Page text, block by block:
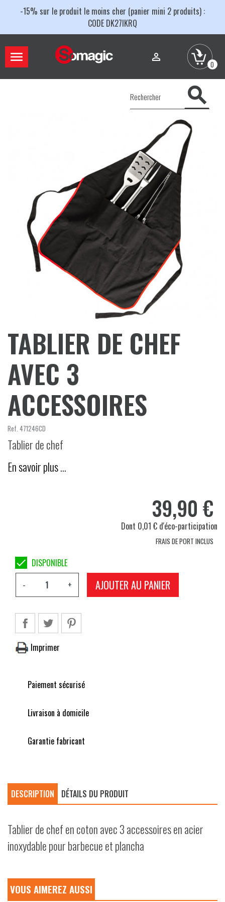
-15% sur le produit le moins cher (panier mini 2 produits) :
CODE DK27IKRQ
 
0

TABLIER DE CHEF
AVEC 3
ACCESSOIRES
Ref. 471246CD
Tablier de chef
En savoir plus …
39,90 €
Dont 0,01 € d'éco-participation
FRAIS DE PORT INCLUS
 DISPONIBLE
-
+ AJOUTER AU PANIER
Imprimer
Paiement sécurisé
Livraison à domicile
Garantie fabricant
DESCRIPTION DÉTAILS DU PRODUIT
Tablier de chef en coton avec 3 accessoires en acier
inoxydable pour barbecue et plancha
VOUS AIMEREZ AUSSI